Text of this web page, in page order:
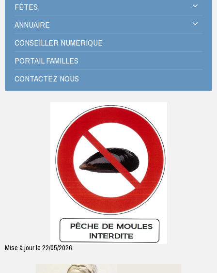
FÊTES
ANNUAIRE
CONSEILLER NUMÉRIQUE
PORTAIL FAMILLES
CONTACTEZ NOUS
Mise à jour le 22/05/2026